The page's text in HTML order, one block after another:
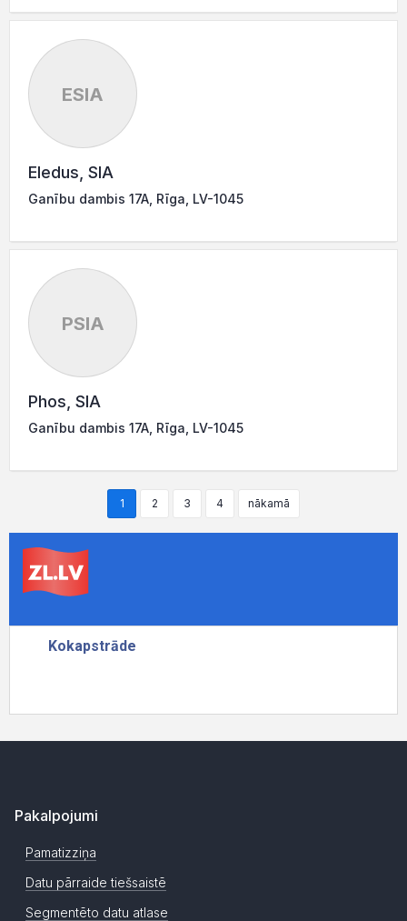
ESIA
Eledus, SIA
Ganību dambis 17A, Rīga, LV-1045
PSIA
Phos, SIA
Ganību dambis 17A, Rīga, LV-1045
1 2 3 4 nākamā
Pakalpojumi
Pamatizziņa
Datu pārraide tiešsaistē
Segmentēto datu atlase